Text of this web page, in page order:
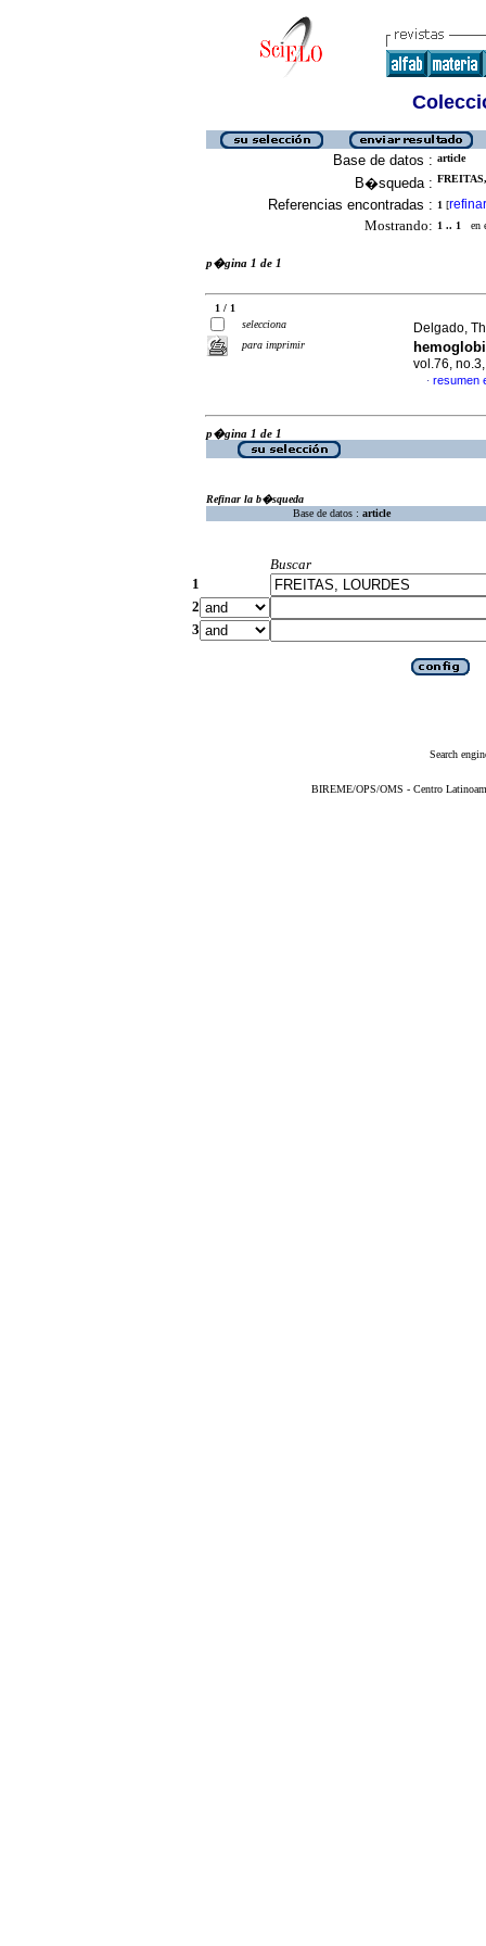
Base de datos : article
B�squeda :
Referencias encontradas : 1 [refinar
Mostrando: 1 .. 1 en
p�gina 1 de 1
1 / 1
selecciona
para imprimir
Delgado,
vol.76,
· resumen
p�gina 1 de 1
Refinar la b�squeda
Base de datos : article
Buscar
1
2
3
Search
BIREME/OPS/OMS - Centro